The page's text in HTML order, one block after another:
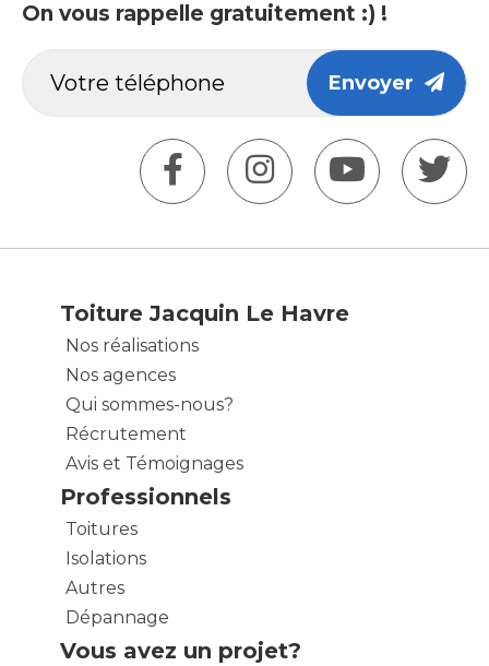
On vous rappelle gratuitement :) !
Envoyer
Toiture Jacquin Le Havre
Nos réalisations
Nos agences
Qui sommes-nous?
Récrutement
Avis et Témoignages
Professionnels
Toitures
Isolations
Autres
Dépannage
Vous avez un projet?